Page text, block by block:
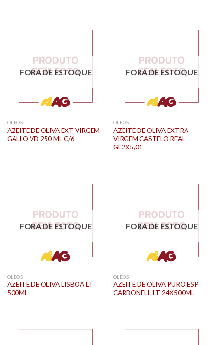
FORA DE ESTOQUE
OLEOS
AZEITE DE OLIVA EXT VIRGEM
GALLO VD 250 ML C/6
FORA DE ESTOQUE
OLEOS
AZEITE DE OLIVA EXTRA
VIRGEM CASTELO REAL
GL2X5,01
FORA DE ESTOQUE
OLEOS
AZEITE DE OLIVA LISBOA LT
500ML
FORA DE ESTOQUE
OLEOS
AZEITE DE OLIVA PURO ESP
CARBONELL LT 24X500ML